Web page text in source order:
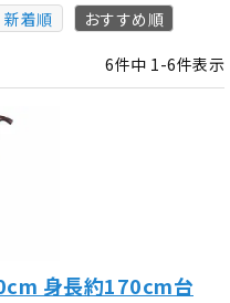
新着順 おすすめ順
6件中 1-6件表示
身長約170cm台